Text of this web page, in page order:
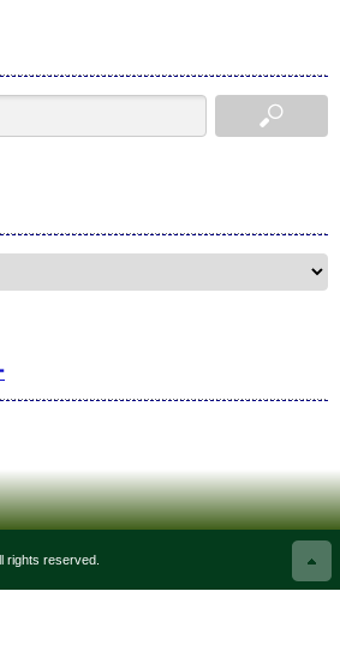
rights reserved.